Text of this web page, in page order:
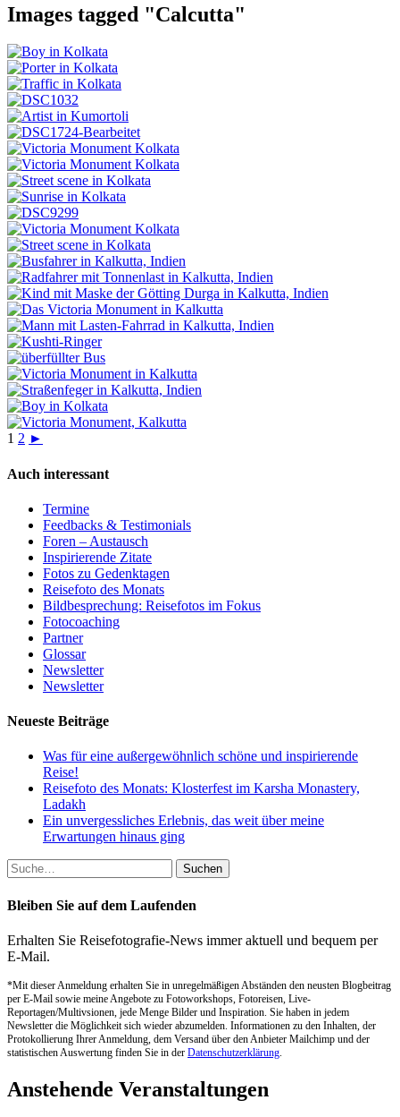
Images tagged "Calcutta"
1 2 ►
Auch interessant
Termine
Feedbacks & Testimonials
Foren – Austausch
Inspirierende Zitate
Fotos zu Gedenktagen
Reisefoto des Monats
Bildbesprechung: Reisefotos im Fokus
Fotocoaching
Partner
Glossar
Newsletter
Newsletter
Neueste Beiträge
Was für eine außergewöhnlich schöne und inspirierende
Reise!
Reisefoto des Monats: Klosterfest im Karsha Monastery,
Ladakh
Ein unvergessliches Erlebnis, das weit über meine
Erwartungen hinaus ging
Suche
nach:
Bleiben Sie auf dem Laufenden
Erhalten Sie Reisefotografie-News immer aktuell und bequem per
E-Mail.
*Mit dieser Anmeldung erhalten Sie in unregelmäßigen Abständen den neusten Blogbeitrag
per E-Mail sowie meine Angebote zu Fotoworkshops, Fotoreisen, Live-
Reportagen/Multivsionen, jede Menge Bilder und Inspiration. Sie haben in jedem
Newsletter die Möglichkeit sich wieder abzumelden. Informationen zu den Inhalten, der
Protokollierung Ihrer Anmeldung, dem Versand über den Anbieter Mailchimp und der
statistischen Auswertung finden Sie in der Datenschutzerklärung.
Anstehende Veranstaltungen